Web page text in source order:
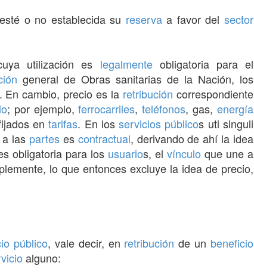
o no establecida su reservaa favor delsector
utilización es legalmenteobligatoria para el
general de Obras sanitarias de la Nación, los
cambio, precio es la retribución correspondiente
; por ejemplo,ferrocarriles,teléfonos, gas, energía
entarifas. En losservicios públicos uti singuli
las partes es contractual, derivando de ahí la idea
obligatoria para los usuarios, el vínculo que une a
lo que entonces excluye la idea de precio,
público, vale decir, en retribución de un beneficio
alguno: